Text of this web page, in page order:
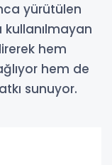
yürütülen
kullanılmayan
hem
hem de
sunuyor.